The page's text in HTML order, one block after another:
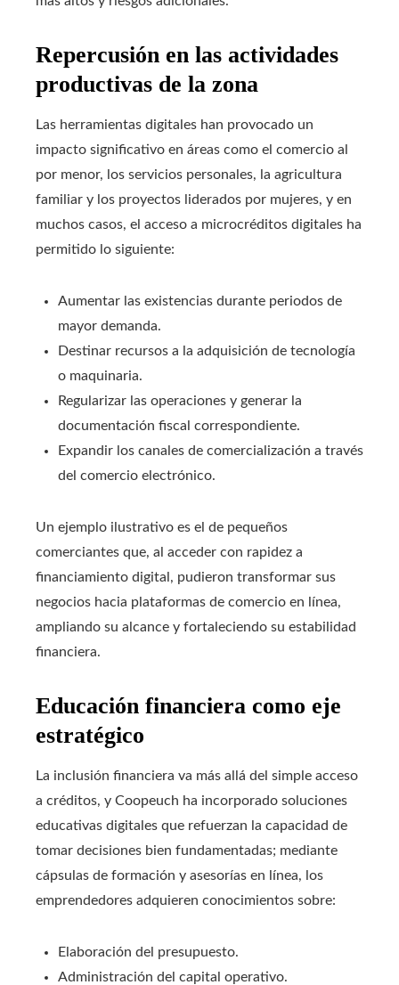
Repercusión en las actividades
productivas de la zona
Las herramientas digitales han provocado un
impacto significativo en áreas como el comercio al
por menor, los servicios personales, la agricultura
familiar y los proyectos liderados por mujeres, y en
muchos casos, el acceso a microcréditos digitales ha
permitido lo siguiente:
Aumentar las existencias durante periodos de
mayor demanda.
Destinar recursos a la adquisición de tecnología
o maquinaria.
Regularizar las operaciones y generar la
documentación fiscal correspondiente.
Expandir los canales de comercialización a través
del comercio electrónico.
Un ejemplo ilustrativo es el de pequeños
comerciantes que, al acceder con rapidez a
financiamiento digital, pudieron transformar sus
negocios hacia plataformas de comercio en línea,
ampliando su alcance y fortaleciendo su estabilidad
financiera.
Educación financiera como eje
estratégico
La inclusión financiera va más allá del simple acceso
a créditos, y Coopeuch ha incorporado soluciones
educativas digitales que refuerzan la capacidad de
tomar decisiones bien fundamentadas; mediante
cápsulas de formación y asesorías en línea, los
emprendedores adquieren conocimientos sobre:
Elaboración del presupuesto.
Administración del capital operativo.